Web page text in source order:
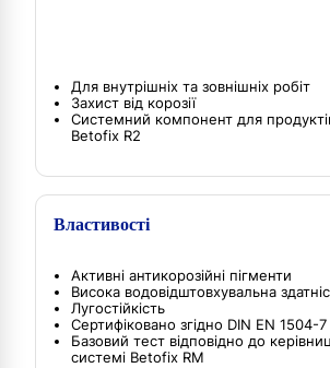
Для внутрішніх та зовнішніх робіт
Захист від корозії
Системний компонент для
Betofix R2
Властивості
Активні антикорозійні пігменти
Висока водовідштовхувальна
Лугостійкість
Сертифіковано згідно DIN EN 1504-7
Базовий тест відповідно до
системі Betofix RM